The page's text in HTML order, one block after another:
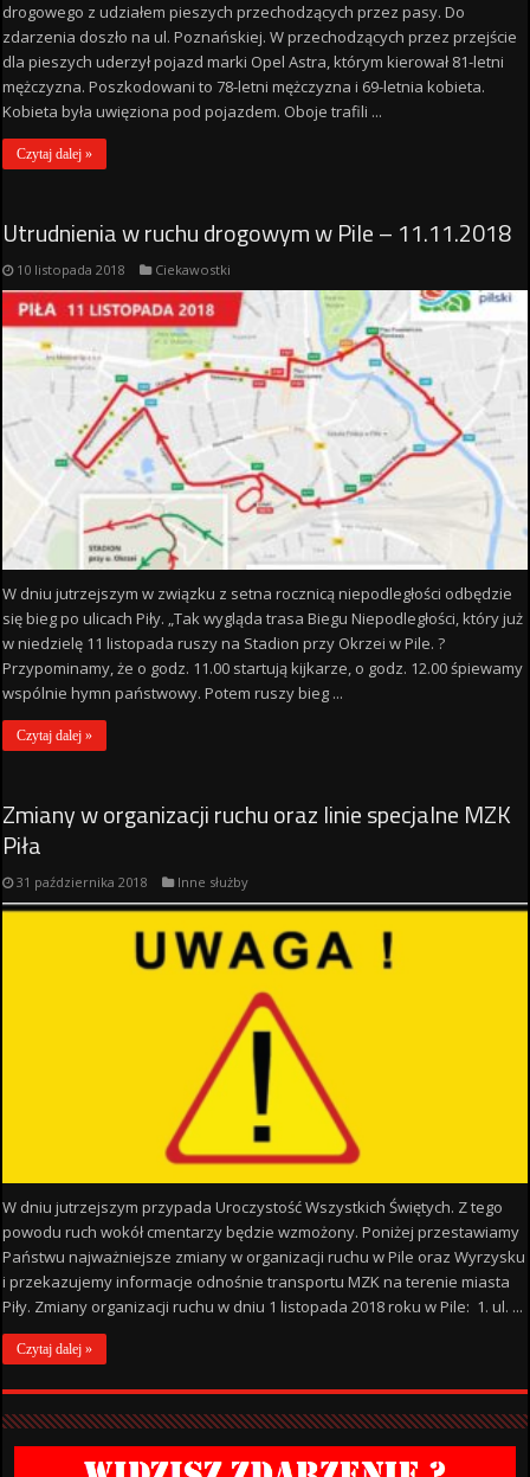
drogowego z udziałem pieszych przechodzących przez pasy. Do
zdarzenia doszło na ul. Poznańskiej. W przechodzących przez przejście
dla pieszych uderzył pojazd marki Opel Astra, którym kierował 81-letni
mężczyzna. Poszkodowani to 78-letni mężczyzna i 69-letnia kobieta.
Kobieta była uwięziona pod pojazdem. Oboje trafili ...
Czytaj dalej »
Utrudnienia w ruchu drogowym w Pile – 11.11.2018
10 listopada 2018 Ciekawostki
W dniu jutrzejszym w związku z setna rocznicą niepodległości odbędzie
się bieg po ulicach Piły. „Tak wygląda trasa Biegu Niepodległości, który już
w niedzielę 11 listopada ruszy na Stadion przy Okrzei w Pile. ?
Przypominamy, że o godz. 11.00 startują kijkarze, o godz. 12.00 śpiewamy
wspólnie hymn państwowy. Potem ruszy bieg ...
Czytaj dalej »
Zmiany w organizacji ruchu oraz linie specjalne MZK
Piła
31 października 2018 Inne służby
W dniu jutrzejszym przypada Uroczystość Wszystkich Świętych. Z tego
powodu ruch wokół cmentarzy będzie wzmożony. Poniżej przestawiamy
Państwu najważniejsze zmiany w organizacji ruchu w Pile oraz Wyrzysku
i przekazujemy informacje odnośnie transportu MZK na terenie miasta
Piły. Zmiany organizacji ruchu w dniu 1 listopada 2018 roku w Pile: 1. ul. ...
Czytaj dalej »